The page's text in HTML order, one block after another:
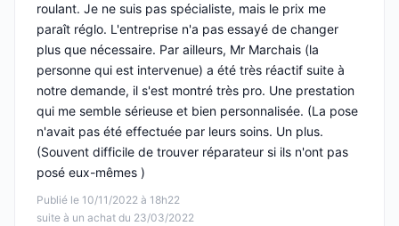
Publié le 10/11/2022 à 18h22
suite à un achat du 23/03/2022
roulant. Je ne suis pas spécialiste, mais le prix me
paraît réglo. L'entreprise n'a pas essayé de changer
plus que nécessaire. Par ailleurs, Mr Marchais (la
personne qui est intervenue) a été très réactif suite à
notre demande, il s'est montré très pro. Une prestation
qui me semble sérieuse et bien personnalisée. (La pose
n'avait pas été effectuée par leurs soins. Un plus.
(Souvent difficile de trouver réparateur si ils n'ont pas
posé eux-mêmes )